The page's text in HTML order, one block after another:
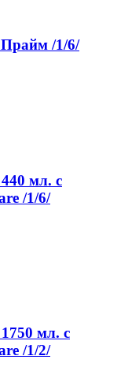
/1/6/
мл. с
/1/6/
мл. с
/1/2/